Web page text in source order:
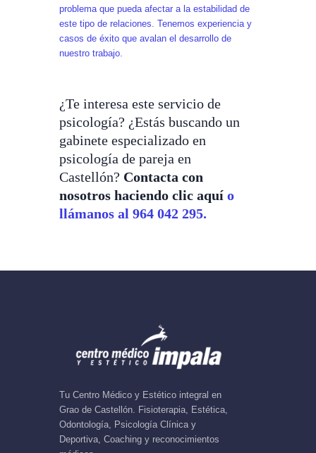
problema que pueda afectar a la estabilidad de
este tipo de relaciones. Tenemos experiencia y
casos de éxito que avalan el desarrollo de
nuestro trabajo.
¿Te interesa este servicio de
psicología? ¿Estás buscando un
gabinete especializado en
psicología de pareja en
Castellón? Contacta con
nosotros haciendo clic aquí o
llámanos al 964 042 295.
Tu Centro Médico y Estético integral en
Grao de Castellón. Fisioterapia, Estética,
Odontología, Psicología Clínica y
Deportiva, Coaching y reconocimientos